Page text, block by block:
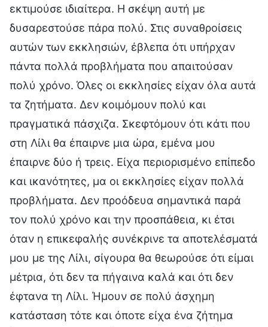
εκτιμούσε ιδιαίτερα. Η σκέψη αυτή με
δυσαρεστούσε πάρα πολύ. Στις συναθροίσεις
αυτών των εκκλησιών, έβλεπα ότι υπήρχαν
πάντα πολλά προβλήματα που απαιτούσαν
πολύ χρόνο. Όλες οι εκκλησίες είχαν όλα αυτά
τα ζητήματα. Δεν κοιμόμουν πολύ και
πραγματικά πάσχιζα. Σκεφτόμουν ότι κάτι που
στη Λίλι θα έπαιρνε μια ώρα, εμένα μου
έπαιρνε δύο ή τρεις. Είχα περιορισμένο επίπεδο
και ικανότητες, μα οι εκκλησίες είχαν πολλά
προβλήματα. Δεν προόδευα σημαντικά παρά
τον πολύ χρόνο και την προσπάθεια, κι έτσι
όταν η επικεφαλής συνέκρινε τα αποτελέσματά
μου με της Λίλι, σίγουρα θα θεωρούσε ότι είμαι
μέτρια, ότι δεν τα πήγαινα καλά και ότι δεν
έφτανα τη Λίλι. Ήμουν σε πολύ άσχημη
κατάσταση τότε και όποτε είχα ένα ζήτημα